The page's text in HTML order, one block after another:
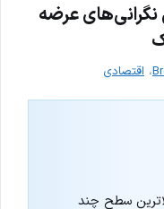
عرضه
، اقتصادی
سطح چند